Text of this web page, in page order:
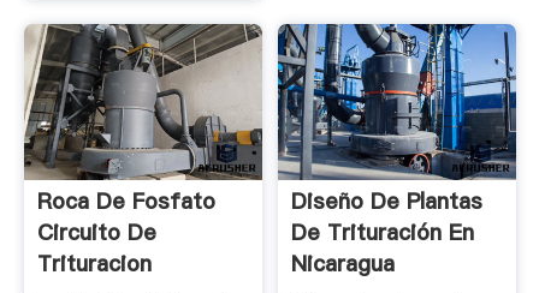
Roca De Fosfato
Circuito De
Trituracion
Diseño De Plantas
De Trituración En
Nicaragua